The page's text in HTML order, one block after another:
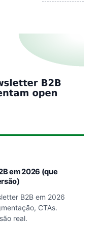
em 2026 (que
B2B em 2026
CTAs.
real.